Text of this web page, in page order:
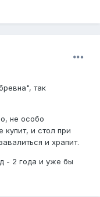
так
не особо
и стол при
и храпит.
- 2 года и уже бы